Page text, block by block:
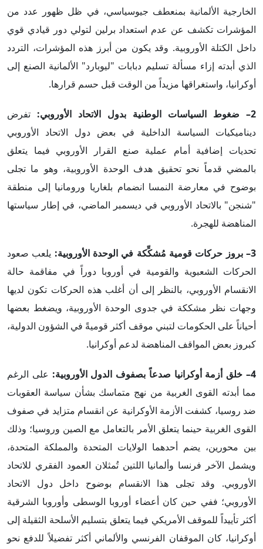
الخارجية الألمانية بمنعطف جيوسياسي، في ظل ظهور عدد من
المؤشرات تكشف عن عدم استعداد برلين لتولي دور قيادي قوي
داخل الكتلة الأوروبية. وقد يكون من أبرز هذه المؤشرات، التردد
الذي أبدته إزاء مسألة تسليم دبابات "ليوبارد" الألمانية الصنع إلى
أوكرانيا، واستغراقها مزيداً من الوقت قبل حسم قرارها.
2– ضغوط السياسات الوطنية بدول الاتحاد الأوروبي:
تفرض
ديناميكيات السياسة الداخلية في بعض دول الاتحاد الأوروبي
تحديات إضافية أمام عملية صنع القرار الأوروبي فيما يتعلق
بالمضي قدماً نحو تحقيق هدف الوحدة الأوروبية، وهو ما تجلى
بوضوح في معارضة النمسا انضمام بلغاريا ورومانيا إلى منطقة
"شنجن" بالاتحاد الأوروبي في ديسمبر الماضي، في إطار سياستها
المناهضة للهجرة.
3– بروز حركات قومية مُشكِّكة في الوحدة الأوروبية:
يلعب صعود
الحركات الشعبوية والقومية في أوروبا دوراً في مفاقمة حالة
الانقسام الأوروبي، بالنظر إلى أن أغلب هذه الحركات تكون لديها
وجهات نظر مشككة في جدوى الوحدة الأوروبية، ويضغط بعضها
أحياناً على الحكومات لتبني موقف أكثر قوميةً في الشؤون الدولية،
كبروز بعض المواقف المناهضة لدعم أوكرانيا.
4– خلق أزمة أوكرانيا صدعاً بصفوف الدول الأوروبية:
على الرغم
مما أبدته القوى الغربية من نهج متماسك بشأن سياسة العقوبات
ضد روسيا، كشفت الأزمة الأوكرانية عن انقسام متزايد في صفوف
القوى الغربية حينما يتعلق الأمر بالتعامل مع الصين وروسيا؛ وذلك
بين محورين، يضم أحدهما الولايات المتحدة والمملكة المتحدة،
ويشمل الآخر فرنسا وألمانيا اللتين تُمثلان العمود الفقري للاتحاد
الأوروبي. وقد تجلى هذا الانقسام بوضوح داخل دول الاتحاد
الأوروبي؛ ففي حين كان أعضاء أوروبا الوسطى وأوروبا الشرقية
أكثر تأييداً للموقف الأمريكي فيما يتعلق بتسليم الأسلحة الثقيلة إلى
أوكرانيا، كان الموقفان الفرنسي والألماني أكثر تفضيلاً للدفع نحو